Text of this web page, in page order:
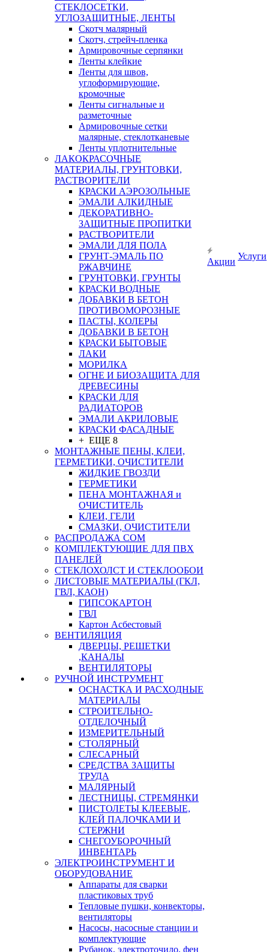
СТЕКЛОСЕТКИ,
УГЛОЗАЩИТНЫЕ, ЛЕНТЫ
Скотч малярный
Скотч, стрейч-пленка
Армировочные серпянки
Ленты клейкие
Ленты для швов,
углоформирующие,
кромочные
Ленты сигнальные и
разметочные
Армировочные сетки
малярные, стеклотканевые
Ленты уплотнительные
ЛАКОКРАСОЧНЫЕ
МАТЕРИАЛЫ, ГРУНТОВКИ,
РАСТВОРИТЕЛИ
КРАСКИ АЭРОЗОЛЬНЫЕ
ЭМАЛИ АЛКИДНЫЕ
ДЕКОРАТИВНО-
ЗАЩИТНЫЕ ПРОПИТКИ
РАСТВОРИТЕЛИ
ЭМАЛИ ДЛЯ ПОЛА
ГРУНТ-ЭМАЛЬ ПО
РЖАВЧИНЕ
ГРУНТОВКИ, ГРУНТЫ
КРАСКИ ВОДНЫЕ
ДОБАВКИ В БЕТОН
ПРОТИВОМОРОЗНЫЕ
ПАСТЫ, КОЛЕРЫ
ДОБАВКИ В БЕТОН
КРАСКИ БЫТОВЫЕ
ЛАКИ
МОРИЛКА
ОГНЕ И БИОЗАЩИТА ДЛЯ
ДРЕВЕСИНЫ
КРАСКИ ДЛЯ
РАДИАТОРОВ
ЭМАЛИ АКРИЛОВЫЕ
КРАСКИ ФАСАДНЫЕ
+ ЕЩЕ 8
МОНТАЖНЫЕ ПЕНЫ, КЛЕИ,
ГЕРМЕТИКИ, ОЧИСТИТЕЛИ
ЖИДКИЕ ГВОЗДИ
ГЕРМЕТИКИ
ПЕНА МОНТАЖНАЯ и
ОЧИСТИТЕЛЬ
КЛЕИ, ГЕЛИ
СМАЗКИ, ОЧИСТИТЕЛИ
РАСПРОДАЖА СОМ
КОМПЛЕКТУЮЩИЕ ДЛЯ ПВХ
ПАНЕЛЕЙ
СТЕКЛОХОЛСТ И СТЕКЛООБОИ
ЛИСТОВЫЕ МАТЕРИАЛЫ (ГКЛ,
ГВЛ, КАОН)
ГИПСОКАРТОН
ГВЛ
Картон Асбестовый
ВЕНТИЛЯЦИЯ
ДВЕРЦЫ, РЕШЕТКИ
,КАНАЛЫ
ВЕНТИЛЯТОРЫ
РУЧНОЙ ИНСТРУМЕНТ
ОСНАСТКА И РАСХОДНЫЕ
МАТЕРИАЛЫ
СТРОИТЕЛЬНО-
ОТДЕЛОЧНЫЙ
ИЗМЕРИТЕЛЬНЫЙ
СТОЛЯРНЫЙ
СЛЕСАРНЫЙ
СРЕДСТВА ЗАЩИТЫ
ТРУДА
МАЛЯРНЫЙ
ЛЕСТНИЦЫ, СТРЕМЯНКИ
ПИСТОЛЕТЫ КЛЕЕВЫЕ,
КЛЕЙ ПАЛОЧКАМИ И
СТЕРЖНИ
СНЕГОУБОРОЧНЫЙ
ИНВЕНТАРЬ
ЭЛЕКТРОИНСТРУМЕНТ И
ОБОРУДОВАНИЕ
Аппараты для сварки
пластиковых труб
Тепловые пушки, конвекторы,
вентиляторы
Насосы, насосные станции и
комплектующие
Рубанок, электроточило, фен
Акции
Услуги